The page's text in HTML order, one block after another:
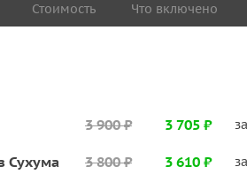
Стоимость Что включено
3 900 ₽ 3 705 ₽
Сухума 3 800 ₽ 3 610 ₽